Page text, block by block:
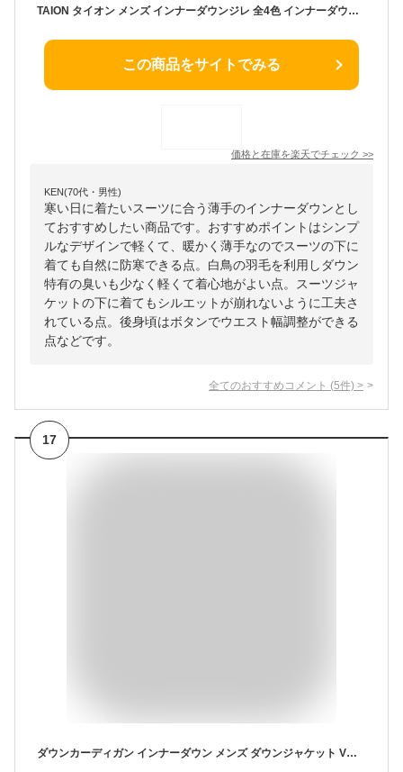
TAION タイオン メンズ インナーダウンジレ 全4色 インナーダウン ダウンベスト 軽量 収納袋付 インナーベスト 防寒 Vネックボタン タイオン インナー ダウン インナーダウン メンズ ビジネス ダウンベスト スーツ インナーダウン 収納袋 ポーチ付き コンパクト 秋 冬 通勤
この商品をサイトでみる
価格と在庫を楽天でチェック >>
KEN(70代・男性)
寒い日に着たいスーツに合う薄手のインナーダウンとし
ておすすめしたい商品です。おすすめポイントはシンプ
ルなデザインで軽くて、暖かく薄手なのでスーツの下に
着ても自然に防寒できる点。白鳥の羽毛を利用しダウン
特有の臭いも少なく軽くて着心地がよい点。スーツジャ
ケットの下に着てもシルエットが崩れないように工夫さ
れている点。後身頃はボタンでウエスト幅調整ができる
点などです。
全てのおすすめコメント (5件) >
17
ダウンカーディガン インナーダウン メンズ ダウンジャケット Vネック クルーネック 暖か 防寒 インナージャケット ライトダウン ビジネス スーツ ブルゾン ノーカラージャケット オフィス カジュアル おしゃれ 大きいサイズ 秋冬 羽織り 収納袋付き